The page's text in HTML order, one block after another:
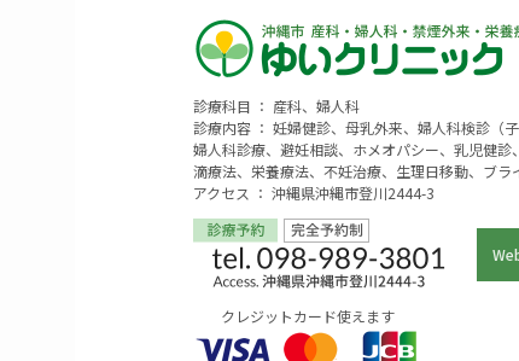
診療科目 ： 産科、婦人科
診療内容 ： 妊婦健診、母乳外来、婦人科検診（
婦人科診療、避妊相談、ホメオパシー、乳児健
滴療法、栄養療法、不妊治療、生理日移動、ブ
アクセス ： 沖縄県沖縄市登川2444-3
クレジットカード使えます